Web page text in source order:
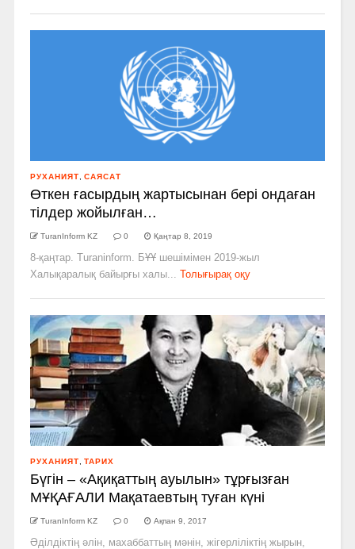
РУХАНИЯТ САЯСАТ
Өткен ғасырдың жартысынан бері ондаған
тілдер жойылған…
TuranInform KZ 0 Қаңтар 8, 2019
8-қаңтар. Turaninform. БҰҰ шешімімен 2019-жыл
Халықаралық байырғы халы...
Толығырақ оқу
РУХАНИЯТ ТАРИХ
Бүгін – «Ақиқаттың ауылын» тұрғызған
МҰҚАҒАЛИ Мақатаевтың туған күні
TuranInform KZ 0 Ақпан 9, 2017
Әділдіктің әлін, махаббаттың мәнін, жігерліліктің жырын,